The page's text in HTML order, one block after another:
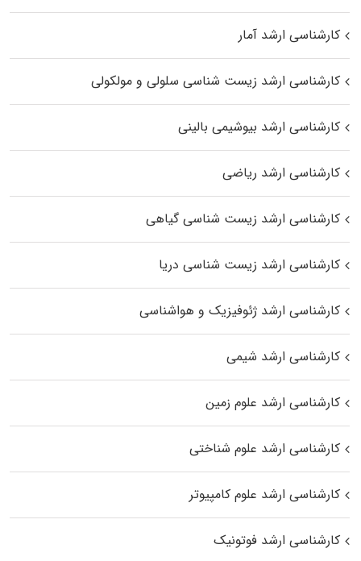
کارشناسی ارشد آمار
کارشناسی ارشد زیست شناسی سلولی و مولکولی
کارشناسی ارشد بیوشیمی بالینی
کارشناسی ارشد ریاضی
کارشناسی ارشد زیست‌ شناسی گیاهی
کارشناسی ارشد زیست‌ شناسی دریا
کارشناسی ارشد ژئوفیزیک و هواشناسی
کارشناسی ارشد شیمی
کارشناسی ارشد علوم زمین
کارشناسی ارشد علوم شناختی
کارشناسی ارشد علوم کامپیوتر
کارشناسی ارشد فوتونیک